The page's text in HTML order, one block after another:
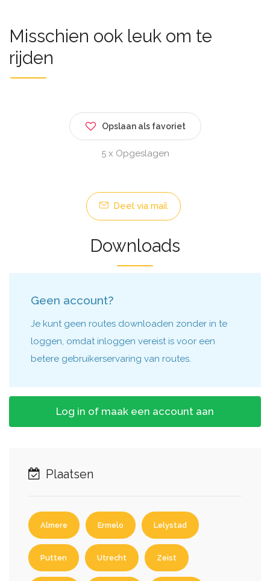
Misschien ook leuk om te
rijden
Opslaan als favoriet
5 x Opgeslagen
Deel via mail
Downloads
Geen account?
Je kunt geen routes downloaden zonder in te
loggen, omdat inloggen vereist is voor een
betere gebruikerservaring van routes.
Log in of maak een account aan
Plaatsen
Almere Ermelo Lelystad
Putten Utrecht Zeist